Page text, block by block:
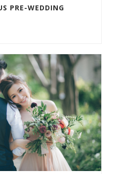
PRE-WEDDING